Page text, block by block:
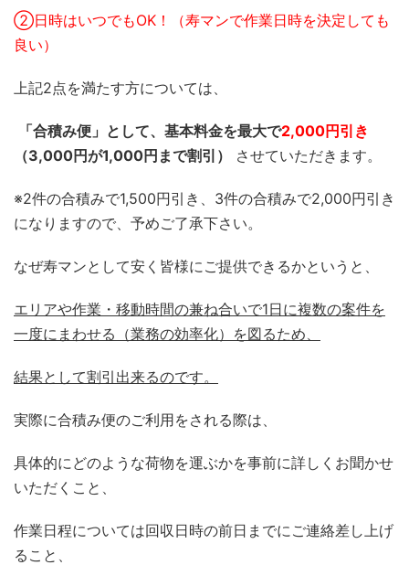
②日時はいつでもOK！（寿マンで作業日時を決定しても
良い）
上記2点を満たす方については、
「合積み便」として、基本料金を最大で2,000円引き
（3,000円が1,000円まで割引）
させていただきます。
※2件の合積みで1,500円引き、3件の合積みで2,000円引き
になりますので、予めご了承下さい。
なぜ寿マンとして安く皆様にご提供できるかというと、
エリアや作業・移動時間の兼ね合いで1日に複数の案件を
一度にまわせる（業務の効率化）を図るため、
結果として割引出来るのです。
実際に合積み便のご利用をされる際は、
具体的にどのような荷物を運ぶかを事前に詳しくお聞かせ
いただくこと、
作業日程については回収日時の前日までにご連絡差し上げ
ること、